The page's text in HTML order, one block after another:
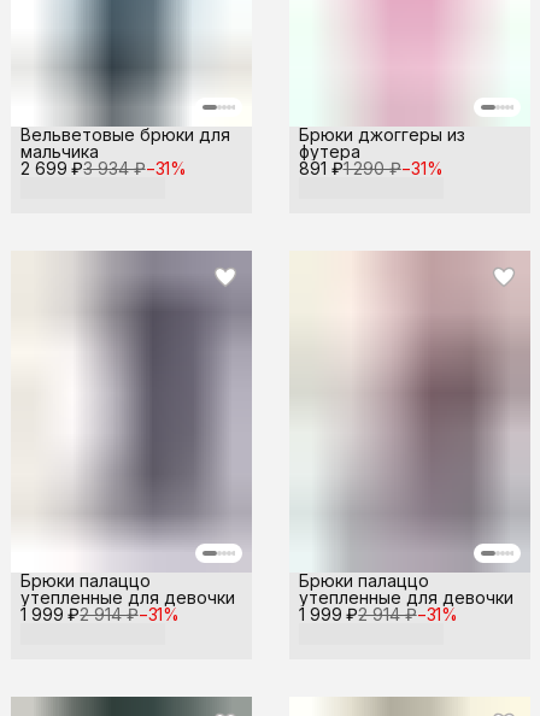
2 699 ₽3 934 ₽−31%
Вельветовые брюки для
мальчика
891 ₽1 290 ₽−31%
Брюки джоггеры из
футера
1 999 ₽2 914 ₽−31%
Брюки палаццо
утепленные для девочки
1 999 ₽2 914 ₽−31%
Брюки палаццо
утепленные для девочки